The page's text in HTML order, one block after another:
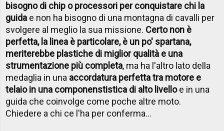
bisogno di chip o processori per conquistare chi la
guida e non ha bisogno di una montagna di cavalli per
svolgere al meglio la sua missione. Certo non è
perfetta, la linea è particolare, è un po' spartana,
meriterebbe plastiche di miglior qualità e una
strumentazione più completa, ma ha l'altro lato della
medaglia in una accordatura perfetta tra motore e
telaio in una componenstistica di alto livelloe in una
guida che coinvolge come poche altre moto.
Chiedere a chi ce l'ha per conferma…